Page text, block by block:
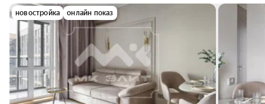
новостройка онлайн показ